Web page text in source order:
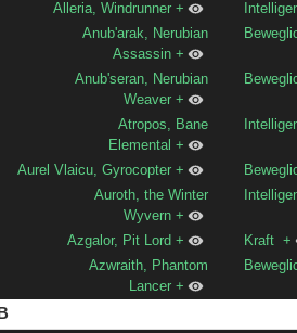
Alleria, Windrunner +
Anub'arak, Nerubian
Assassin +
Anub'seran, Nerubian
Weaver +
Atropos, Bane
Elemental +
Aurel Vlaicu, Gyrocopter +
Auroth, the Winter
Wyvern +
Azgalor, Pit Lord + Kraft +
Azwraith, Phantom
Lancer +
B